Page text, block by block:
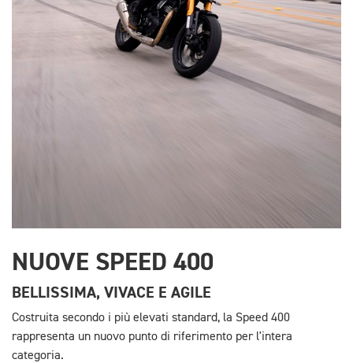
NUOVE SPEED 400
BELLISSIMA, VIVACE E AGILE
Costruita secondo i più elevati standard, la Speed 400
rappresenta un nuovo punto di riferimento per l'intera
categoria.